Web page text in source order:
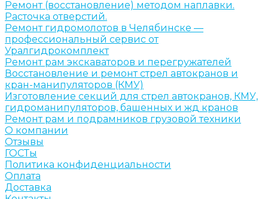
Ремонт (восстановление) методом наплавки.
Расточка отверстий.
Ремонт гидромолотов в Челябинске —
профессиональный сервис от
Уралгидрокомплект
Ремонт рам экскаваторов и перегружателей
Восстановление и ремонт стрел автокранов и
кран-манипуляторов (КМУ)
Изготовление секций для стрел автокранов, КМУ,
гидроманипуляторов, башенных и жд кранов
Ремонт рам и подрамников грузовой техники
О компании
Отзывы
ГОСТы
Политика конфиденциальности
Оплата
Доставка